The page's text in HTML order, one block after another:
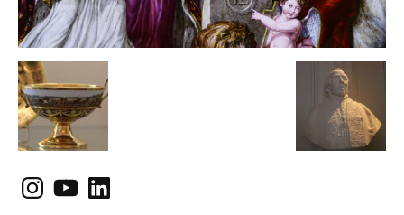
Instagram
YouTubeLinkedIn